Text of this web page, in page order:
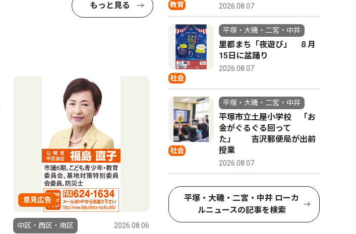
もっと見る
意見広告
中区・西区・南区 2026.08.06
教育 2026.08.07
社会
平塚・大磯・二宮・中井
里都まち「夜遊び」 ８月
15日に盆踊り
2026.08.07
社会
平塚・大磯・二宮・中井
平塚市立土屋小学校 「お
金がぐるぐる回って
た」 吉沢郵便局が出前
授業
2026.08.07
平塚・大磯・二宮・中井 ローカ
ルニュースの記事を検索